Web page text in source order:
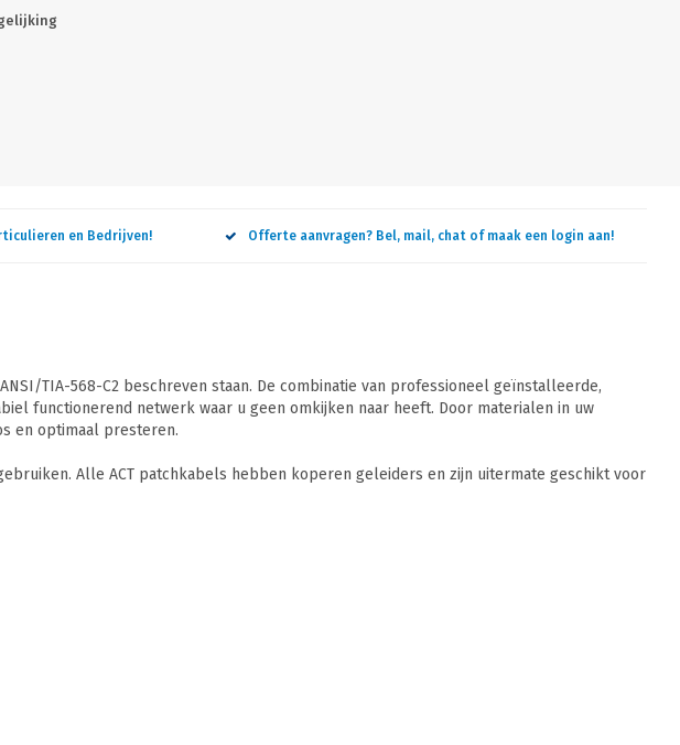
en Bedrijven! Offerte aanvragen? Bel, mail, chat of maak een login aan!
TIA-568-C2 beschreven staan. De combinatie van professioneel geïnstalleerde,
functionerend netwerk waar u geen omkijken naar heeft. Door materialen in uw
en optimaal presteren.
Alle ACT patchkabels hebben koperen geleiders en zijn uitermate geschikt voor